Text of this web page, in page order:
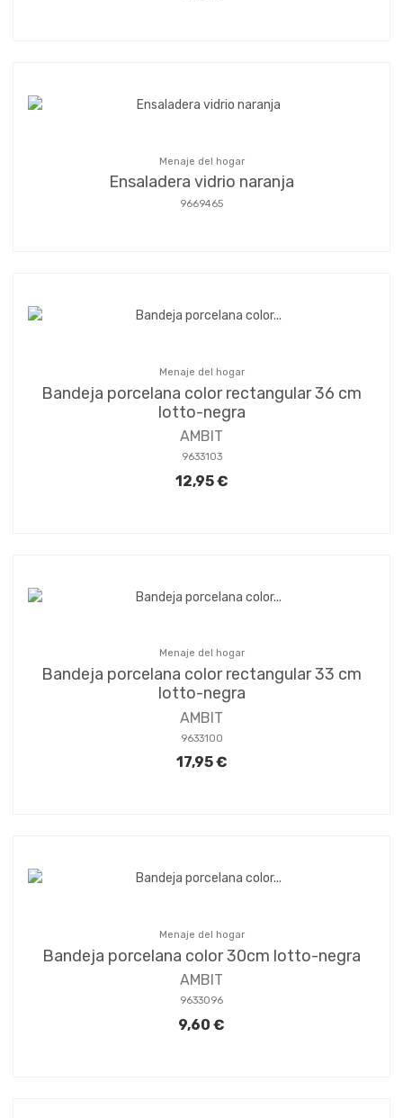
Menaje del hogar
Ensaladera vidrio naranja
9669465
Menaje del hogar
Bandeja porcelana color rectangular 36 cm
lotto-negra
AMBIT
9633103
12,95 €
Menaje del hogar
Bandeja porcelana color rectangular 33 cm
lotto-negra
AMBIT
9633100
17,95 €
Menaje del hogar
Bandeja porcelana color 30cm lotto-negra
AMBIT
9633096
9,60 €